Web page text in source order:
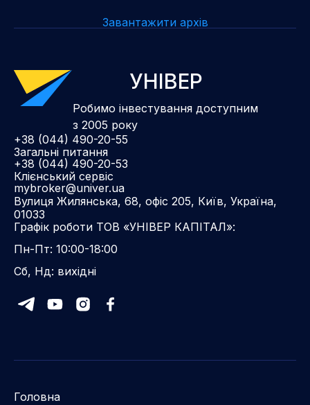
Завантажити архів
УНІВЕР
Робимо інвестування доступним
з 2005 року
+38 (044) 490-20-55
Загальні питання
+38 (044) 490-20-53
Клієнський сервіс
mybroker@univer.ua
Вулиця Жилянська, 68, офіс 205, Київ, Україна,
01033
Графік роботи ТОВ «УНІВЕР КАПІТАЛ»:
Пн-Пт: 10:00-18:00
Сб, Нд: вихідні
Головна